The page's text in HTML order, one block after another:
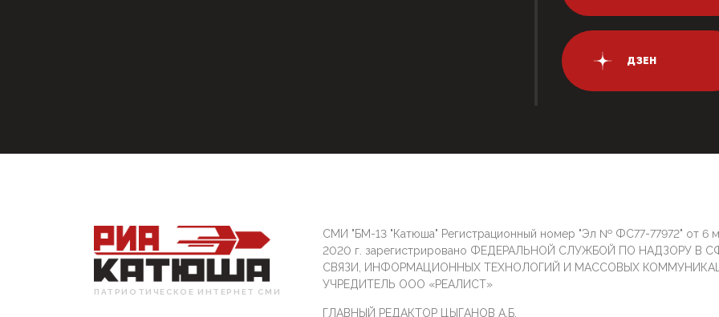
ДЗЕН
ПАТРИОТИЧЕСКОЕ ИНТЕРНЕТ СМИ
СМИ "БМ-13 "Катюша" Регистрационный номер "Эл № ФС77-77972" от 6
2020 г. зарегистрировано ФЕДЕРАЛЬНОЙ СЛУЖБОЙ ПО НАДЗОРУ В
СВЯЗИ, ИНФОРМАЦИОННЫХ ТЕХНОЛОГИЙ И МАССОВЫХ
УЧРЕДИТЕЛЬ ООО «РЕАЛИСТ»
ГЛАВНЫЙ РЕДАКТОР ЦЫГАНОВ А.Б.